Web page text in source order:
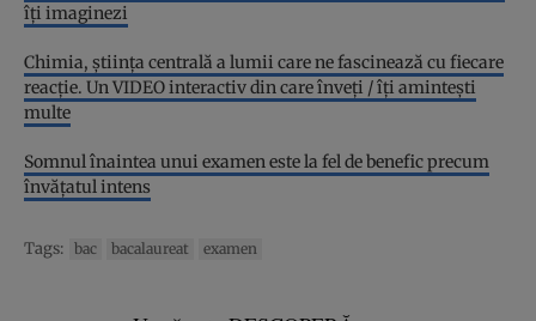
îţi imaginezi
Chimia, ştiinţa centrală a lumii care ne fascinează cu fiecare
reacţie. Un VIDEO interactiv din care înveţi / îţi aminteşti
multe
Somnul înaintea unui examen este la fel de benefic precum
învăţatul intens
Tags: bac bacalaureat examen